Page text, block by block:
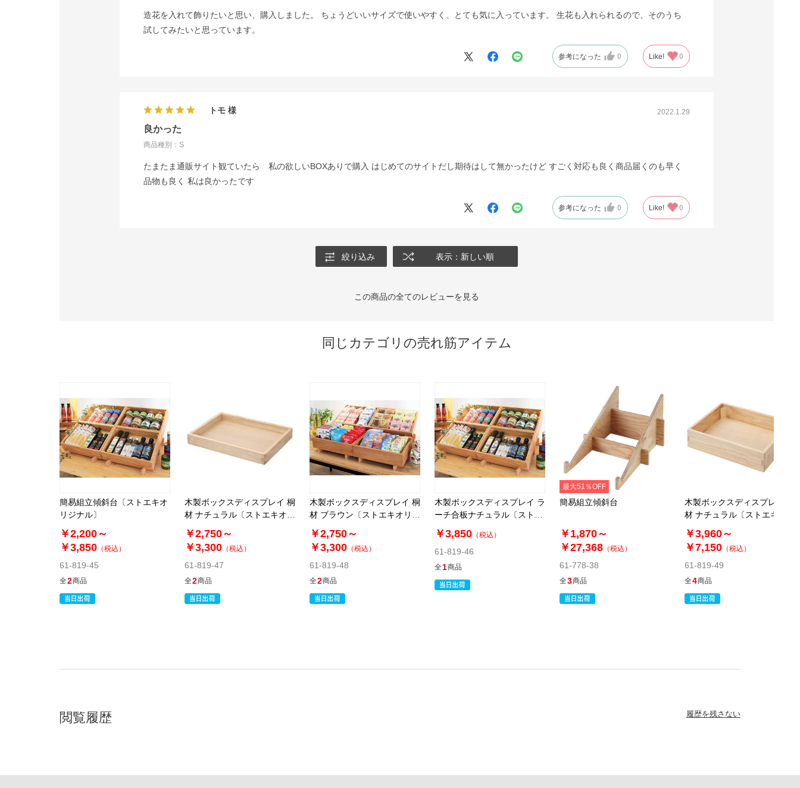
造花を入れて飾りたいと思い、購入しました。 ちょうどいいサイズで使いやすく、とても気に入っています。 生花も入れられるので、そのうち
試してみたいと思っています。
参考になった 0 Like! 0
2022.1.29
良かった
商品種別：S
トモ
たまたま通販サイト観ていたら 私の欲しいBOXありで購入 はじめてのサイトだし期待はして無かったけど すごく対応も良く商品届くのも早く
品物も良く 私は良かったです
参考になった 0 Like! 0
絞り込み 表示：新しい順
この商品の全てのレビューを見る
同じカテゴリの売れ筋アイテム
簡易組立傾斜台〔ストエキオ
リジナル〕
￥2,200～
￥3,850 （税込）
61-819-45
全2商品
木製ボックスディスプレイ 桐
材 ナチュラル〔ストエキオリ
ジナル〕
￥2,750～
￥3,300 （税込）
61-819-47
全2商品
木製ボックスディスプレイ 桐
材 ブラウン〔ストエキオリジ
ナル〕
￥2,750～
￥3,300 （税込）
61-819-48
全2商品
木製ボックスディスプレイ ラ
ーチ合板ナチュラル〔ストエ
キオリジナル〕
￥3,850 （税込）
61-819-46
全1商品
最大51％OFF
簡易組立傾斜台
￥1,870～
￥27,368 （税込）
61-778-38
全3商品
木製ボックスディスプレイ 桐
材 ナチュラル〔ストエキオリ
ジナル〕
￥3,960～
￥7,150 （税込）
61-819-49
全4商品
閲覧履歴 履歴を残さない